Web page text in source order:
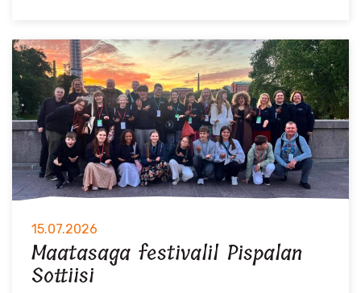
15.07.2026
Maatasaga festivalil Pispalan
Sottiisi